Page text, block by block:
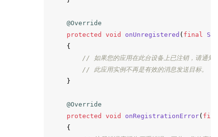
@Override
protected
void onUnregistered ( final
{
// 如果您的应用在此台设备上已注销，请通知
// 此应用实例不再是有效的消息发送目标。
}
@Override
protected
void onRegistrationError(
{